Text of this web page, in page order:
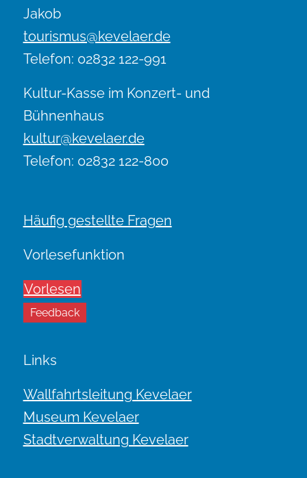
Jakob
tourismus@kevelaer.de
Telefon: 02832 122-991
Kultur-Kasse im Konzert- und
Bühnenhaus
kultur@kevelaer.de
Telefon: 02832 122-800
Häufig gestellte Fragen
Vorlesefunktion
Vorlesen
Feedback
Links
Wallfahrtsleitung Kevelaer
Museum Kevelaer
Stadtverwaltung Kevelaer